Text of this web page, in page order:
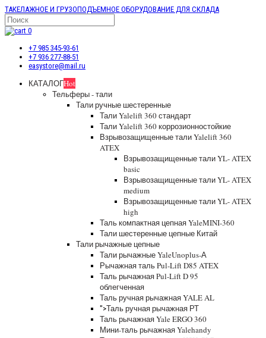
ТАКЕЛАЖНОЕ И ГРУЗОПОДЪЕМНОЕ ОБОРУДОВАНИЕ ДЛЯ СКЛАДА
0
+7 985 345-93-61
+7 936 277-88-51
easystore@mail.ru
КАТАЛОГHot
Тельферы - тали
Тали ручные шестеренные
Тали Yalelift 360 стандарт
Тали Yalelift 360 коррозионностойкие
Взрывозащищенные тали Yalelift 360
ATEX
Взрывозащищенные тали YL- ATEX
basic
Взрывозащищенные тали YL- ATEX
medium
Взрывозащищенные тали YL- ATEX
high
Таль компактная цепная YaleMINI-360
Тали шестеренные цепные Китай
Тали рычажные цепные
Тали рычажные YaleUnoplus-А
Рычажная таль Pul-Lift D85 ATEX
Таль рычажная Pul-Lift D 95
облегченная
Таль ручная рычажная YALE AL
">Таль ручная рычажная РТ
Таль рычажная Yale ERGO 360
Мини-таль рычажная Yalehandy